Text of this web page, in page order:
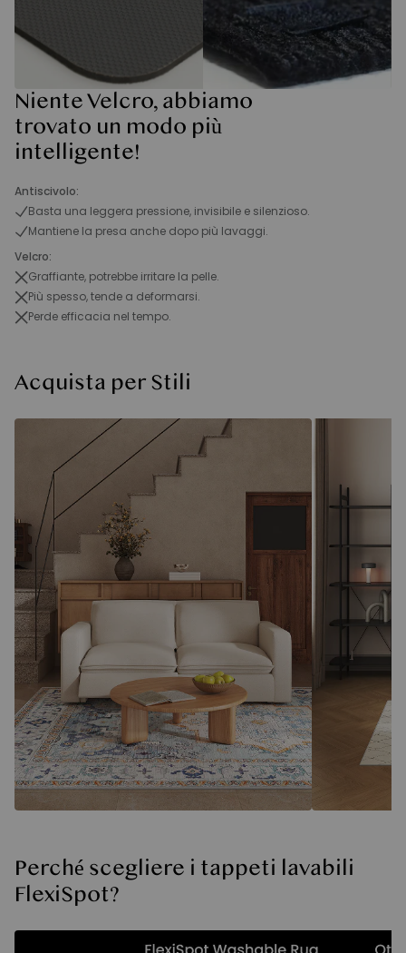
Niente Velcro, abbiamo
trovato un modo più
intelligente!
Antiscivolo:
Basta una leggera pressione, invisibile e silenzioso.
Mantiene la presa anche dopo più lavaggi.
Velcro:
Graffiante, potrebbe irritare la pelle.
Più spesso, tende a deformarsi.
Perde efficacia nel tempo.
Acquista per Stili
Perché scegliere i tappeti lavabili
FlexiSpot?